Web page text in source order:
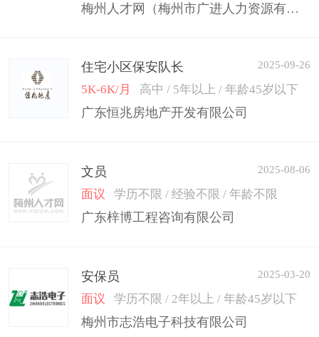
梅州人才网（梅州市广进人力资源有限公司）
住宅小区保安队长 2025-09-26
5K-6K/月 高中 / 5年以上 / 年龄45岁以下
广东恒兆房地产开发有限公司
文员 2025-08-06
面议 学历不限 / 经验不限 / 年龄不限
广东梓博工程咨询有限公司
安保员 2025-03-20
面议 学历不限 / 2年以上 / 年龄45岁以下
梅州市志浩电子科技有限公司